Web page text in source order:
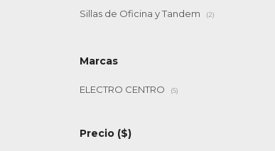
Sillas de Oficina y Tandem (2)
Marcas
ELECTRO CENTRO (5)
Precio ($)